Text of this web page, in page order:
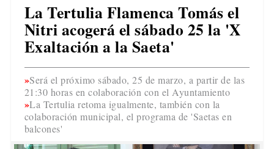
La Tertulia Flamenca Tomás el
Nitri acogerá el sábado 25 la 'X
Exaltación a la Saeta'
Será el próximo sábado, 25 de marzo, a partir de las
21:30 horas en colaboración con el Ayuntamiento
La Tertulia retoma igualmente, también con la
colaboración municipal, el programa de 'Saetas en
balcones'